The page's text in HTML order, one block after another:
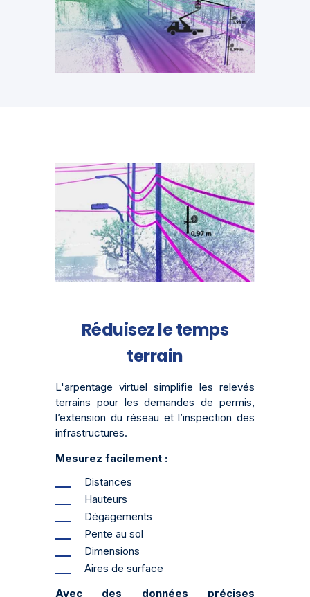
Réduisez le temps
terrain
L'arpentage virtuel simplifie les relevés
terrains pour les demandes de permis,
l’extension du réseau et l’inspection des
infrastructures.
Mesurez facilement :
Distances
Hauteurs
Dégagements
Pente au sol
Dimensions
Aires de surface
Avec des données précises